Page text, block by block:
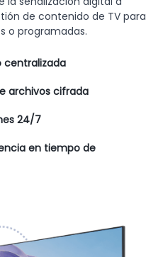
de contenido de TV para
o programadas.
centralizada
archivos cifrada
24/7
en tiempo de